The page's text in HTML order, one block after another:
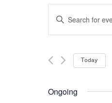
Events
and
Views
Enter
for
Keyword.
Today
Ongoing